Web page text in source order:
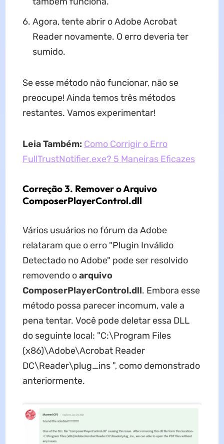
Agora, tente abrir o Adobe Acrobat
Reader novamente. O erro deveria ter
sumido.
Se esse método não funcionar, não se
preocupe! Ainda temos três métodos
restantes. Vamos experimentar!
Leia Também: Como Corrigir o Erro
FullTrustNotifier.exe? 5 Maneiras Eficazes
Correção 3. Remover o Arquivo
ComposerPlayerControl.dll
Vários usuários no fórum da Adobe
relataram que o erro "Plugin Inválido
Detectado no Adobe" pode ser resolvido
removendo oarquivo
ComposerPlayerControl.dll. Embora esse
método possa parecer incomum, vale a
pena tentar. Você pode deletar essa DLL
do seguinte local: "C:\Program Files
(x86)\Adobe\Acrobat Reader
DC\Reader\plug_ins ", como demonstrado
anteriormente.